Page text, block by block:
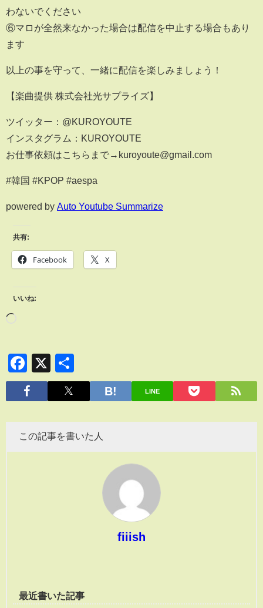
わないでください
⑥マロが全然来なかった場合は配信を中止する場合もあり
ます
以上の事を守って、一緒に配信を楽しみましょう！
【楽曲提供 株式会社光サプライズ】
ツイッター：@KUROYOUTE
インスタグラム：KUROYOUTE
お仕事依頼はこちらまで→kuroyoute@gmail.com
#韓国 #KPOP #aespa
powered by Auto Youtube Summarize
共有:
Facebook X
いいね:
Facebook
X
有
LINE
この記事を書いた人
fiiish
最近書いた記事